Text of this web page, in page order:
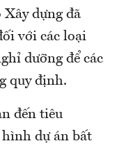
dựng đã
với các loại
dưỡng để các
quy định.
đến tiêu
hình dự án bất